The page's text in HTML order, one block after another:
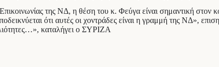
της ΝΔ, η θέση του κ. Φεύγα είναι σημαντική στον
ότι αυτές οι χοντράδες είναι η γραμμή της ΝΔ»,
καταλήγει ο ΣΥΡΙΖΑ